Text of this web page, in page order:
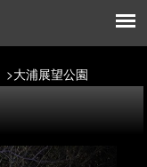
大浦展望公園